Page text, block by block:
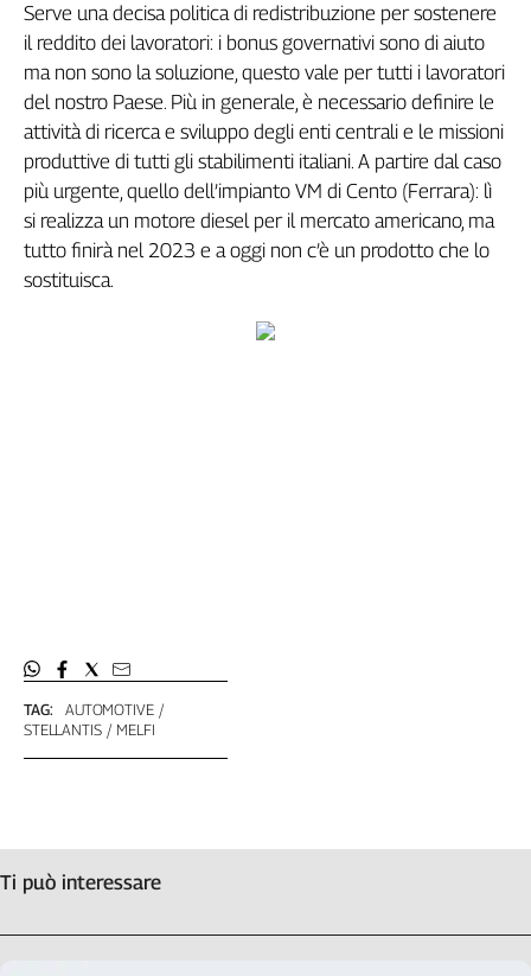
Contatti
La
redazione
Newsletter
Social
TAG:
AUTOMOTIVE
STELLANTIS
MELFI
Serve una decisa politica di redistribuzione per sostenere
il reddito dei lavoratori: i bonus governativi sono di aiuto
ma non sono la soluzione, questo vale per tutti i lavoratori
del nostro Paese. Più in generale, è necessario definire le
attività di ricerca e sviluppo degli enti centrali e le missioni
produttive di tutti gli stabilimenti italiani. A partire dal caso
più urgente, quello dell’impianto VM di Cento (Ferrara): lì
si realizza un motore diesel per il mercato americano, ma
tutto finirà nel 2023 e a oggi non c’è un prodotto che lo
sostituisca.
Ti può interessare